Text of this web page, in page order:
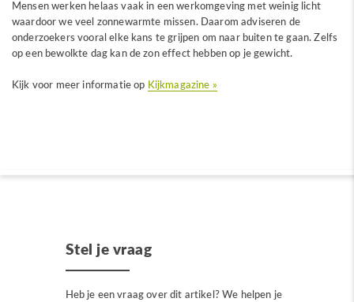
Mensen werken helaas vaak in een werkomgeving met weinig licht
waardoor we veel zonnewarmte missen. Daarom adviseren de
onderzoekers vooral elke kans te grijpen om naar buiten te gaan. Zelfs
op een bewolkte dag kan de zon effect hebben op je gewicht.
Kijk voor meer informatie op Kijkmagazine »
Stel je vraag
Heb je een vraag over dit artikel? We helpen je